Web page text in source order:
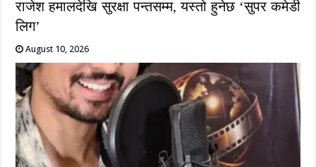
राजेश हमालदेखि सुरक्षा पन्तसम्म, यस्तो हुनेछ ‘सुपर कमेडी
लिग’
August 10, 2026